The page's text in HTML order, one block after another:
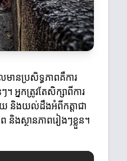
ានប្រសិទ្ធភាពគឺការ
អ្នកត្រូវតែសិក្សាពីការ
និងយល់ដឹងអំពីកត្តាជា
និងស្ថានភាពរៀងៗខ្លួន។